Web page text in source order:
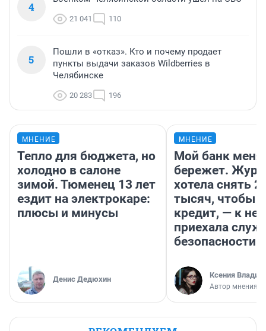
4
21 041 110
5
Пошли в «отказ». Кто и почему продает
пункты выдачи заказов Wildberries в
Челябинске
20 283 196
МНЕНИЕ
Тепло для бюджета, но
холодно в салоне
зимой. Тюменец 13 лет
ездит на электрокаре:
плюсы и минусы
Денис Дедюхин
МНЕНИЕ
Мой банк меня
бережет.
хотела снять
тысяч, чтобы
кредит, — к
приехала
безопасности
Ксения
Автор мнения